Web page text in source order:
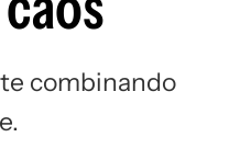
combinando